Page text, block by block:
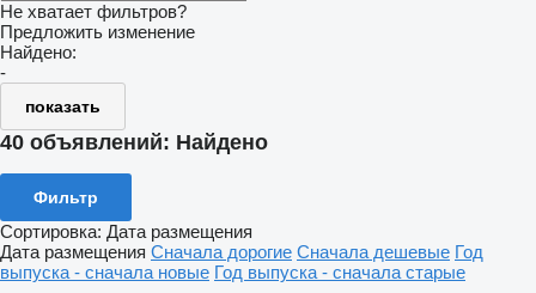
Не хватает фильтров?
Предложить изменение
Найдено:
-
показать
40 объявлений: Найдено
Фильтр
Сортировка: Дата размещения
Дата размещения Сначала дорогие Сначала дешевые Год
выпуска - сначала новые Год выпуска - сначала старые